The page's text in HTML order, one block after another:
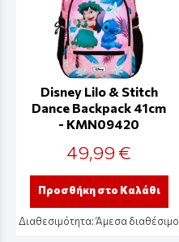
Disney Lilo & Stitch
Dance Backpack 41cm
- KMN09420
49,99 €
Προσθήκη στο Καλάθι
Διαθεσιμότητα:Άμεσα διαθέσιμο